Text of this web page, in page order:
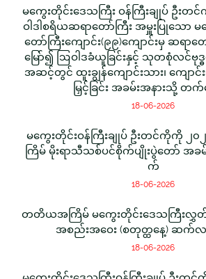
မကွေးတိုင်းဒေသကြီး ဝန်ကြီးချုပ် ဦးတ
ဝါဒါစရိယဆရာတော်ကြီး အမှူးပြုသော မ
တော်ကြီးကျောင်း(၉၉)ကျောင်းမှ ဆရာတေ
မြော်၍ ဩဝါဒခံယူခြင်းနှင့် သုတစုံလင်ဗုဒ္ဓ
အဆင့်တွင် ထူးချွန်ကျောင်းသား၊ ကျောင်း
မြှင့်ခြင်း အခမ်းအနားသို့ တ
18-06-2026
မကွေးတိုင်းဝန်ကြီးချုပ် ဦးတင်ကိုကို ၂၀
ကြိမ် မိုးရာသီသစ်ပင်စိုက်ပျိုးပွဲတော် အခ
က်
18-06-2026
တတိယအကြိမ် မကွေးတိုင်းဒေသကြီးလွှ
အစည်းအဝေး (စတုတ္ထနေ့) ဆက်
18-06-2026